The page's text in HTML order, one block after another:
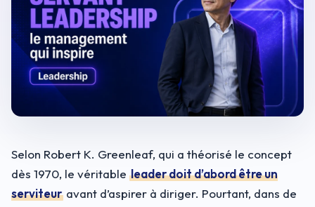
Selon Robert K. Greenleaf, qui a théorisé le concept
dès 1970, le véritable leader doit d’abord être un
serviteur avant d’aspirer à diriger. Pourtant, dans de